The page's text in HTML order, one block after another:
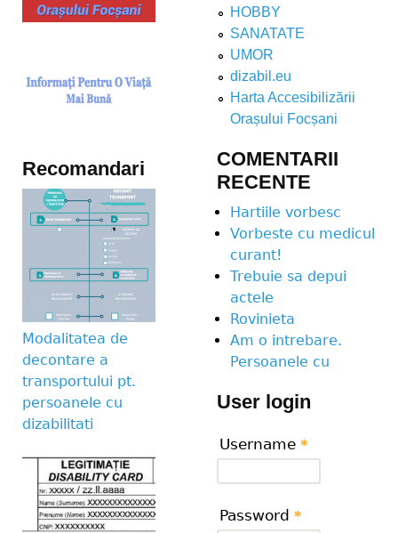
Recomandari
Modalitatea de
decontare a
transportului pt.
persoanele cu
dizabilitati
HOBBY
SANATATE
UMOR
dizabil.eu
Harta Accesibilizării
Orașului Focșani
COMENTARII
RECENTE
Hartiile vorbesc
Vorbeste cu medicul
curant!
Trebuie sa depui
actele
Rovinieta
Am o intrebare.
Persoanele cu
User login
Username *
Password *